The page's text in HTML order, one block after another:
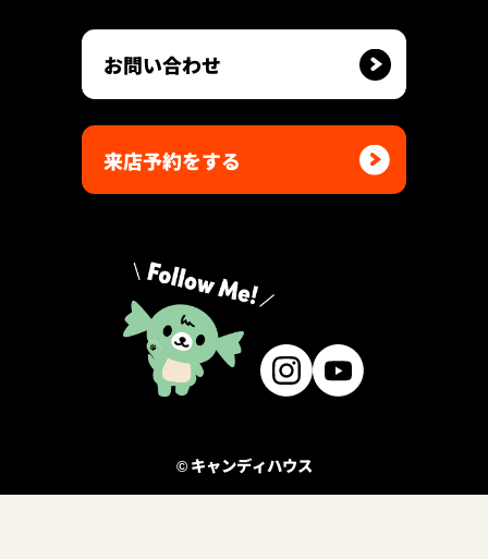
お問い合わせ
来店予約をする
© キャンディハウス